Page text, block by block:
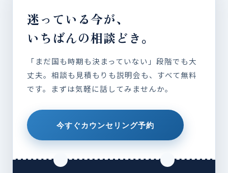
迷っている今が、
いちばんの相談どき。
「まだ国も時期も決まっていない」段階でも大
丈夫。相談も見積もりも説明会も、すべて無料
です。まずは気軽に話してみませんか。
今すぐカウンセリング予約